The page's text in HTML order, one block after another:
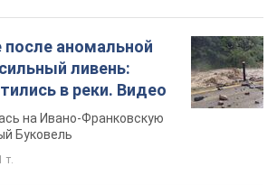
после аномальной
ливень:
в реки. Видео
на Ивано-Франковскую
Буковель
т.